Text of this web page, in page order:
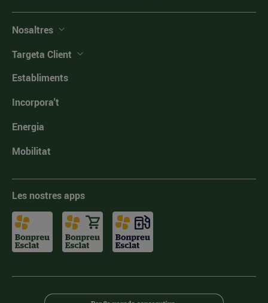
Nosaltres
Targeta Client
Establiments
Incorpora't
Energia
Mobilitat
Les nostres apps